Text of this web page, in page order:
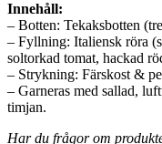
Innehåll:
– Botten: Tekaksbotten
– Fyllning: Italiensk röra
soltorkad tomat, hackad
– Strykning: Färskost &
– Garneras med sallad,
timjan.
Har du frågor om